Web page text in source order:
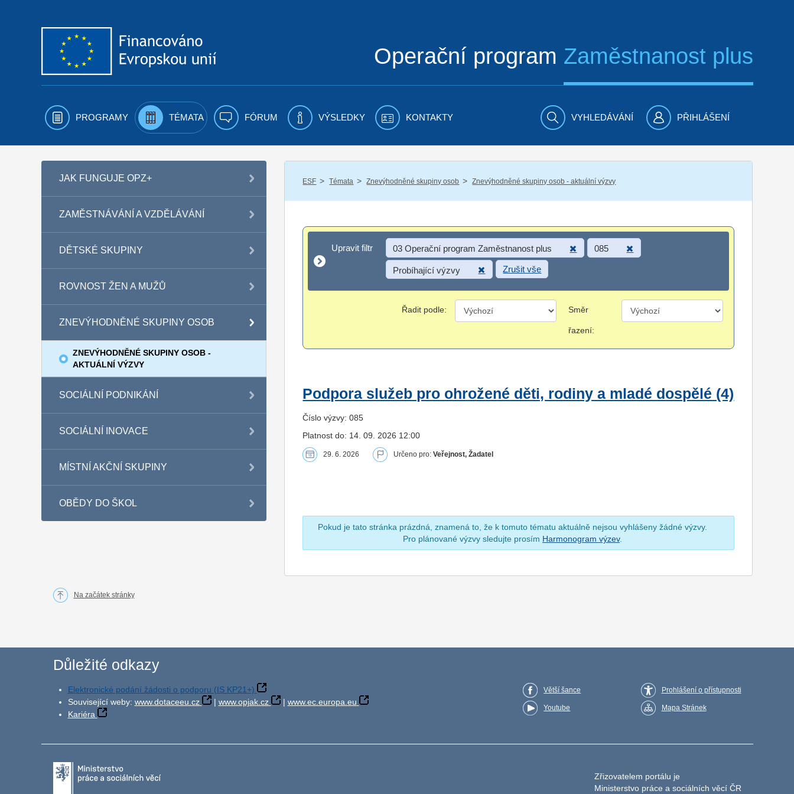
Operační program Zaměstnanost plus
PROGRAMY TÉMATA FÓRUM VÝSLEDKY KONTAKTY VYHLEDÁVÁNÍ PŘIHLÁŠENÍ
JAK FUNGUJE OPZ+
ZAMĚSTNÁVÁNÍ A VZDĚLÁVÁNÍ
DĚTSKÉ SKUPINY
ROVNOST ŽEN A MUŽŮ
ZNEVÝHODNĚNÉ SKUPINY OSOB
ZNEVÝHODNĚNÉ SKUPINY OSOB -
AKTUÁLNÍ VÝZVY
SOCIÁLNÍ PODNIKÁNÍ
SOCIÁLNÍ INOVACE
MÍSTNÍ AKČNÍ SKUPINY
OBĚDY DO ŠKOL
ESF / Témata / Znevýhodněné skupiny osob / Znevýhodněné skupiny osob - aktuální výzvy
Upravit filtr
Upravit filtr 03 Operační program Zaměstnanost plus 085
Probíhající výzvy Zrušit vše
Řadit podle: Směr
řazení:
Podpora služeb pro ohrožené děti, rodiny a mladé dospělé (4)
Číslo výzvy: 085
Platnost do: 14. 09. 2026 12:00
29. 6. 2026 Určeno pro:Veřejnost, Žadatel
Pokud je tato stránka prázdná, znamená to, že k tomuto tématu aktuálně nejsou vyhlášeny žádné výzvy.
Pro plánované výzvy sledujte prosím Harmonogram výzev.
Na začátek stránky
Důležité odkazy
Elektronické podání žádosti o podporu (IS KP21+)
Související weby: www.dotaceeu.cz | www.opjak.cz | www.ec.europa.eu
Kariéra
Větší šance
Youtube
Prohlášení o přístupnosti
Mapa Stránek
Zřizovatelem portálu je
Ministerstvo práce a sociálních věcí ČR